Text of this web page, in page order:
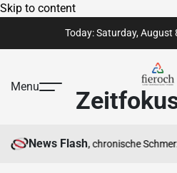
Skip to content
Today: Saturday, August
Menu
News Flash
Ihnen hilft, chronische